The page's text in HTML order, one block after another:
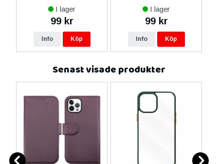
I lager
99 kr
Info Köp
I lager
99 kr
Info Köp
Senast visade produkter